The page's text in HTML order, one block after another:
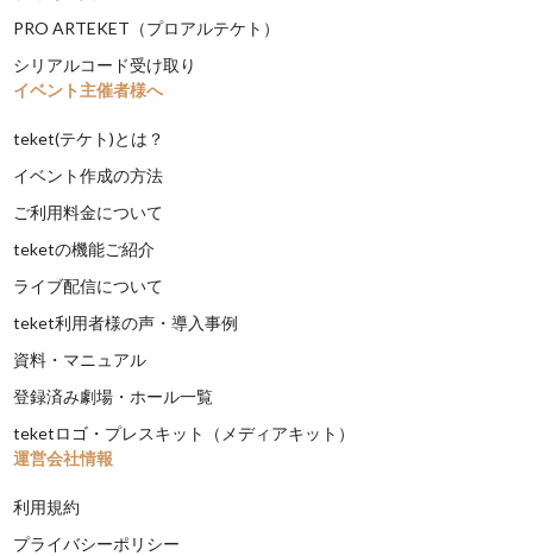
PRO ARTEKET（プロアルテケト）
シリアルコード受け取り
イベント主催者様へ
teket(テケト)とは？
イベント作成の方法
ご利用料金について
teketの機能ご紹介
ライブ配信について
teket利用者様の声・導入事例
資料・マニュアル
登録済み劇場・ホール一覧
teketロゴ・プレスキット（メディアキット）
運営会社情報
利用規約
プライバシーポリシー